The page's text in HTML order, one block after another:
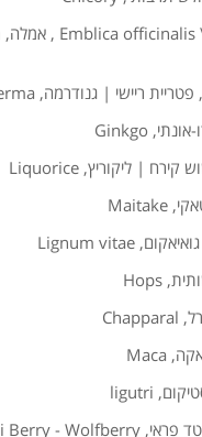
Emblica
, אמלה,
, פטריית ריישי | גנודרמה,
אונתי,
Ginkgo
קירח | ליקוריץ,
Liquorice
,
Maitake
גואיאקום,
Lignum vitae
,
Hops
,
Chapparal
,
Maca
,
ligutri
פראי,
Berry - Wolfberry